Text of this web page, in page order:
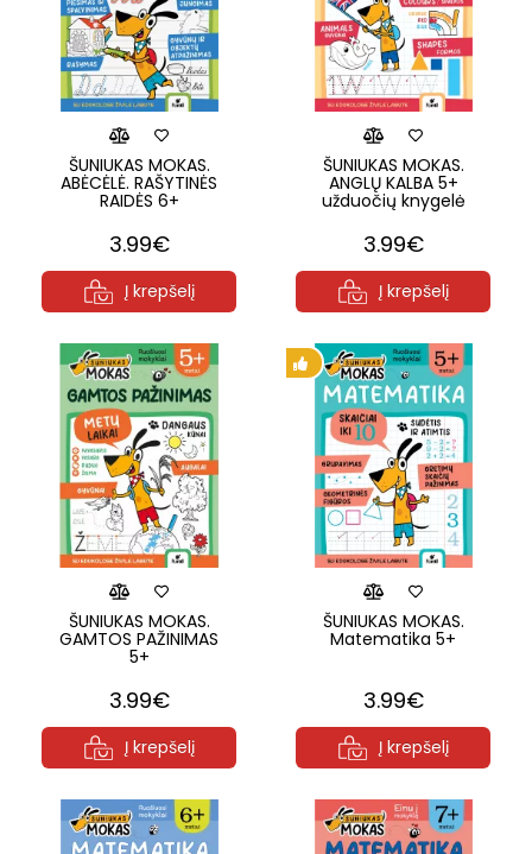
ŠUNIUKAS MOKAS.
ABĖCĖLĖ. RAŠYTINĖS
RAIDĖS 6+
3.99€
Į krepšelį
ŠUNIUKAS MOKAS.
ANGLŲ KALBA 5+
užduočių knygelė
3.99€
Į krepšelį
ŠUNIUKAS MOKAS.
GAMTOS PAŽINIMAS
5+
3.99€
Į krepšelį
ŠUNIUKAS MOKAS.
Matematika 5+
3.99€
Į krepšelį